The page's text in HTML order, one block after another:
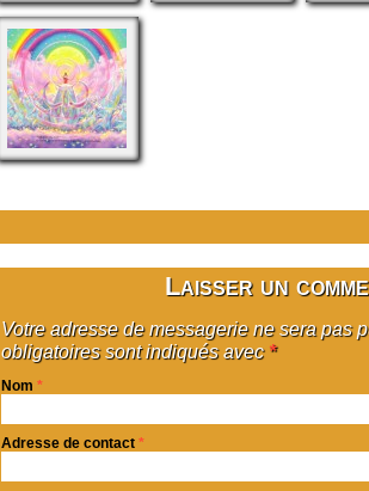
Laisser un
Votre adresse de messagerie ne sera pas
obligatoires sont indiqués avec *
Nom *
Adresse de contact *